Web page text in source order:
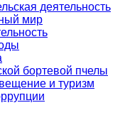
деятельность
мир
бортевой пчелы
и туризм